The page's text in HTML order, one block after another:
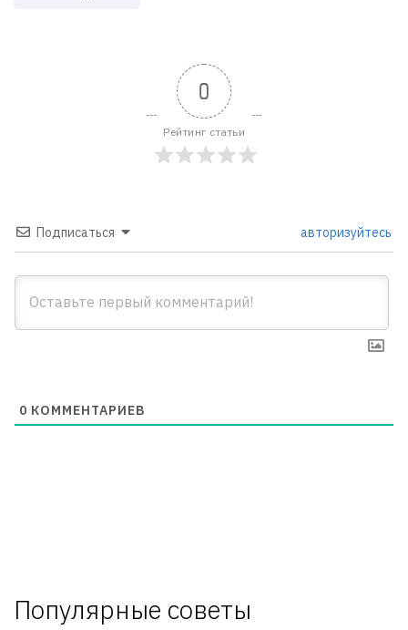
0
Рейтинг статьи
Подписаться авторизуйтесь
0 КОММЕНТАРИЕВ
Популярные советы